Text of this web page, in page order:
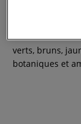
Palette Forêt
verts, bruns,
botaniques et